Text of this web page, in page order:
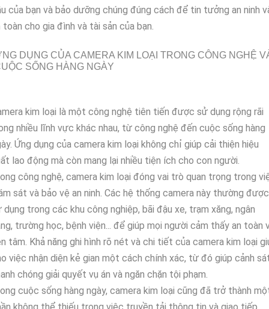
của bạn và bảo dưỡng chúng đúng cách để tin tưởng an ninh
toàn cho gia đình và tài sản của bạn.
DỤNG CỦA CAMERA KIM LOẠI TRONG CÔNG NGHỆ
SỐNG HÀNG NGÀY
kim loại là một công nghệ tiên tiến được sử dụng rộng rãi
nhiều lĩnh vực khác nhau, từ công nghệ đến cuộc sống hàng
Ứng dụng của camera kim loại không chỉ giúp cải thiện hiệu
lao động mà còn mang lại nhiều tiện ích cho con người.
công nghệ, camera kim loại đóng vai trò quan trọng trong
sát và bảo vệ an ninh. Các hệ thống camera này thường được
dụng trong các khu công nghiệp, bãi đậu xe, trạm xăng, ngân
trường học, bệnh viện... để giúp mọi người cảm thấy an toàn
tâm. Khả năng ghi hình rõ nét và chi tiết của camera kim loại
việc nhận diện kẻ gian một cách chính xác, từ đó giúp cảnh
chóng giải quyết vụ án và ngăn chặn tội phạm.
cuộc sống hàng ngày, camera kim loại cũng đã trở thành